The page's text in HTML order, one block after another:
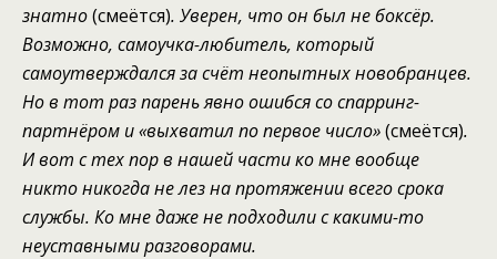
знатно(смеётся). Уверен, что он был не боксёр.
Возможно, самоучка-любитель, который
самоутверждалсяза счёт неопытных новобранцев.
Но в тот разпареньявноошибся со спарринг-
партнёром и«выхватил по первое число»(смеётся).
И вот с тех порв нашей частико мне вообще
никто никогда не лезна протяжении всего срока
службы. Ко мне даже не подходили с какими-то
неуставными разговорами.